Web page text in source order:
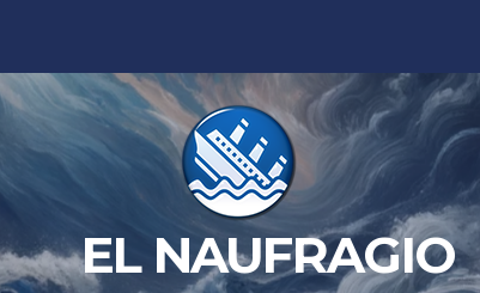
EL NAUFRAGIO